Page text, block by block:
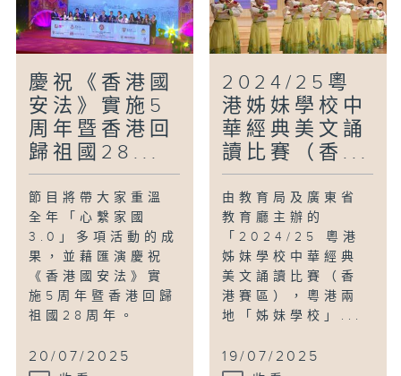
慶祝《香港國
安法》實施5
周年暨香港回
歸祖國28...
節目將帶大家重溫
全年「心繫家國
3.0」多項活動的成
果，並藉匯演慶祝
《香港國安法》實
施5周年暨香港回歸
祖國28周年。
20/07/2025
2024/25粵
港姊妹學校中
華經典美文誦
讀比賽（香...
由教育局及廣東省
教育廳主辦的
「2024/25 粵港
姊妹學校中華經典
美文誦讀比賽（香
港賽區），粵港兩
地「姊妹學校」...
19/07/2025